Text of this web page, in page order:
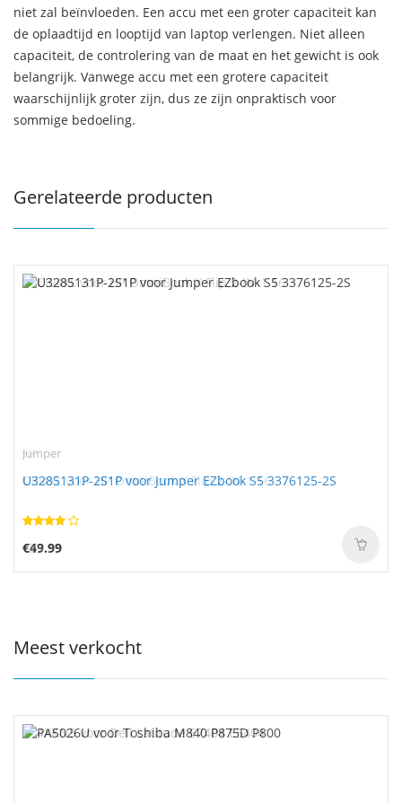
niet zal beïnvloeden. Een accu met een groter capaciteit kan
de oplaadtijd en looptijd van laptop verlengen. Niet alleen
capaciteit, de controlering van de maat en het gewicht is ook
belangrijk. Vanwege accu met een grotere capaciteit
waarschijnlijk groter zijn, dus ze zijn onpraktisch voor
sommige bedoeling.
Gerelateerde producten
Jumper
U3285131P-2S1P voor Jumper EZbook S5 3376125-2S
€49.99
Meest verkocht